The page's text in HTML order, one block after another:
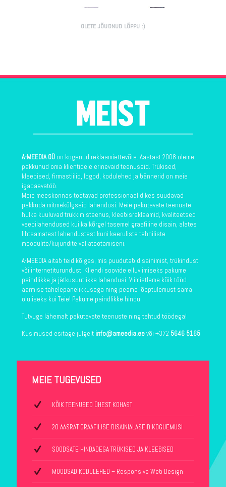
OLETE JÕUDNUD LÕPPU :)
A-MEEDIA OÜ on kogenud reklaamiettevõte. Aastast 2008 oleme
pakkunud oma klientidele erinevaid teenuseid. Trükised,
kleebised, firmastiilid, logod, kodulehed ja bännerid on meie
igapäevatöö.
Meie meeskonnas töötavad professionaalid kes suudavad
pakkuda mitmekülgseid lahendusi. Meie pakutavate teenuste
hulka kuuluvad trükkimisteenus, kleebisreklaamid, kvaliteetsed
veebilahendused kui ka kõrgel tasemel graafiline disain, alates
lihtsamatest lahendustest kuni keeruliste tehniliste
moodulite/kujundite väljatöötamiseni.
A-MEEDIA aitab teid kõiges, mis puudutab disainimist, trükindust
või internetiturundust. Kliendi soovide elluviimiseks pakume
paindlikke ja jätkusuutlikke lahendusi. Viimistleme kõik tööd
äärmise tähelepanelikkusega ning peame lõpptulemust sama
oluliseks kui Teie! Pakume paindlikke hindu!
Tutvuge lähemalt pakutavate teenuste ning tehtud töödega!
Küsimused esitage julgelt info@ameedia.eevõi +372 5646 5165
MEIE TUGEVUSED
KÕIK TEENUSED ÜHEST KOHAST
20 AASRAT GRAAFILISE DISAINIALASEID KOGUEMUSI
SOODSATE HINDADEGA TRÜKISED JA KLEEBISED
MOODSAD KODULEHED – Responsive Web Design